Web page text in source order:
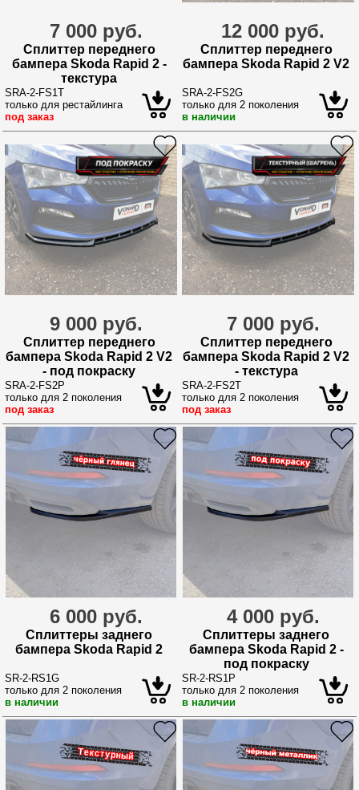
7 000 руб.
Сплиттер переднего
бампера Skoda Rapid 2 -
текстура
SRA-2-FS1T
только для рестайлинга
под заказ
12 000 руб.
Сплиттер переднего
бампера Skoda Rapid 2 V2
SRA-2-FS2G
только для 2 поколения
в наличии
9 000 руб.
Сплиттер переднего
бампера Skoda Rapid 2 V2
- под покраску
SRA-2-FS2P
только для 2 поколения
под заказ
7 000 руб.
Сплиттер переднего
бампера Skoda Rapid 2 V2
- текстура
SRA-2-FS2T
только для 2 поколения
под заказ
6 000 руб.
Сплиттеры заднего
бампера Skoda Rapid 2
SR-2-RS1G
только для 2 поколения
в наличии
4 000 руб.
Сплиттеры заднего
бампера Skoda Rapid 2 -
под покраску
SR-2-RS1P
только для 2 поколения
в наличии